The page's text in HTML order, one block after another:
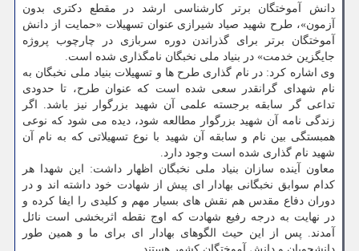
دانش آموختگان برتر کارشناسی ارشد در مقطع دکتری بدون
آزمون»، طرح شهید صیاد شیرازی عنوان تسهیلات «حمایت از دانش
آموختگان برتر برای گذراندن دوره سربازی در چارچوب پروژه
جایگزین خدمت» در بنیاد ملی نخبگان نامگذاری شده است.
وی اشاره کرد: در نام گذاری طرح ها و تسهیلات بنیاد ملی نخبگان به
نام شهدای گرانقدر سعی شده است که عنوان طرح، تا حدودی
تداعی گر سابقه برجسته علمی آن شهید بزرگوار نیز باشد. اگر
زندگی نامه آن شهید بزرگوار مطالعه شود، دیده می شود که نوعی
همبستگی بین نام و سابقه آن شهید با نوع تسهیلاتی که به نام آن
شهید نام گذاری شده است وجود دارد.
معاون آینده سازان بنیاد ملی نخبگان اظهار داشت: این شهدا هر
کدام سوابق نخبگانی بهادار ای پیش از شهادت خود داشته اند و در
دوران دفاع مقدس هم نقش های بسیار مهم و کلیدی را ایفا کرده و
در نهایت به درجه رفیع شهادت که اوج نقطه اثربخشی است نائل
آمدند. پس از این حیث الگوهای بهادار ای برای ما و همین طور